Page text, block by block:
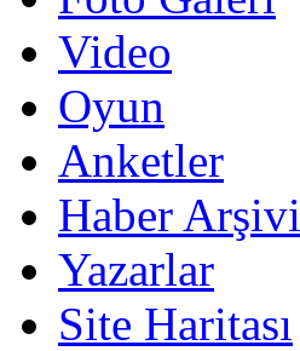
Video
Oyun
Anketler
Haber Arşivi
Yazarlar
Site Haritası